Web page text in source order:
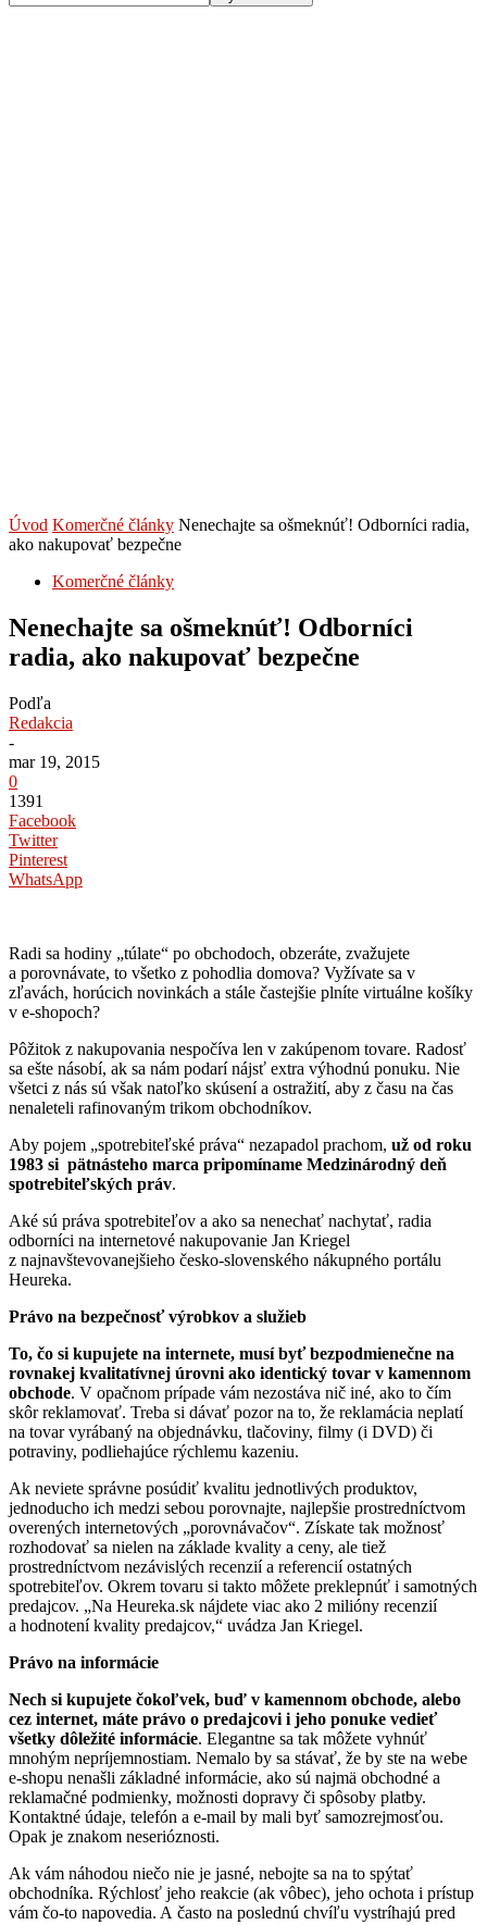
Úvod Komerčné články Nenechajte sa ošmeknúť! Odborníci radia,
ako nakupovať bezpečne
Komerčné články
Nenechajte sa ošmeknúť! Odborníci
radia, ako nakupovať bezpečne
Podľa
Redakcia
-
mar 19, 2015
0
1391
Facebook
Twitter
Pinterest
WhatsApp
Radi sa hodiny „túlate“ po obchodoch, obzeráte, zvažujete
a porovnávate, to všetko z pohodlia domova? Vyžívate sa v
zľavách, horúcich novinkách a stále častejšie plníte virtuálne košíky
v e-shopoch?
Pôžitok z nakupovania nespočíva len v zakúpenom tovare. Radosť
sa ešte násobí, ak sa nám podarí nájsť extra výhodnú ponuku. Nie
všetci z nás sú však natoľko skúsení a ostražití, aby z času na čas
nenaleteli rafinovaným trikom obchodníkov.
Aby pojem „spotrebiteľské práva“ nezapadol prachom, už od roku
1983 si pätnásteho marca pripomíname Medzinárodný deň
spotrebiteľských práv.
Aké sú práva spotrebiteľov a ako sa nenechať nachytať, radia
odborníci na internetové nakupovanie Jan Kriegel
z najnavštevovanejšieho česko-slovenského nákupného portálu
Heureka.
Právo na bezpečnosť výrobkov a služieb
To, čo si kupujete na internete, musí byť bezpodmienečne na
rovnakej kvalitatívnej úrovni ako identický tovar v kamennom
obchode. V opačnom prípade vám nezostáva nič iné, ako to čím
skôr reklamovať. Treba si dávať pozor na to, že reklamácia neplatí
na tovar vyrábaný na objednávku, tlačoviny, filmy (i DVD) či
potraviny, podliehajúce rýchlemu kazeniu.
Ak neviete správne posúdiť kvalitu jednotlivých produktov,
jednoducho ich medzi sebou porovnajte, najlepšie prostredníctvom
overených internetových „porovnávačov“. Získate tak možnosť
rozhodovať sa nielen na základe kvality a ceny, ale tiež
prostredníctvom nezávislých recenzií a referencií ostatných
spotrebiteľov. Okrem tovaru si takto môžete preklepnúť i samotných
predajcov. „Na Heureka.sk nájdete viac ako 2 milióny recenzií
a hodnotení kvality predajcov,“ uvádza Jan Kriegel.
Právo na informácie
Nech si kupujete čokoľvek, buď v kamennom obchode, alebo
cez internet, máte právo o predajcovi i jeho ponuke vedieť
všetky dôležité informácie. Elegantne sa tak môžete vyhnúť
mnohým nepríjemnostiam. Nemalo by sa stávať, že by ste na webe
e-shopu nenašli základné informácie, ako sú najmä obchodné a
reklamačné podmienky, možnosti dopravy či spôsoby platby.
Kontaktné údaje, telefón a e-mail by mali byť samozrejmosťou.
Opak je znakom neserióznosti.
Ak vám náhodou niečo nie je jasné, nebojte sa na to spýtať
obchodníka. Rýchlosť jeho reakcie (ak vôbec), jeho ochota i prístup
vám čo-to napovedia. A často na poslednú chvíľu vystríhajú pred